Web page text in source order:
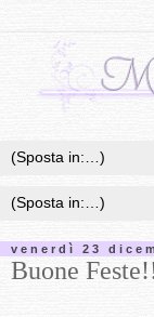
venerdì 23
Buone